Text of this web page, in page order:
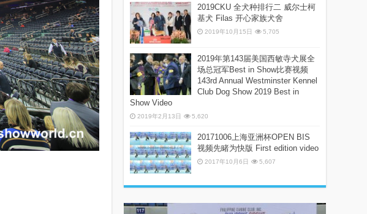
2019CKU 全犬种排行二 威尔士柯
基犬 Filas 开心家族犬舍
2019年10月15日 5,705
2019年第143届美国西敏寺犬展全
场总冠军Best in Show比赛视频
143rd Annual Westminster Kennel
Club Dog Show 2019 Best in
Show Video
2019年2月13日 5,620
20171006上海亚洲杯OPEN BIS
视频先睹为快版 First edition video
2017年10月6日 5,607